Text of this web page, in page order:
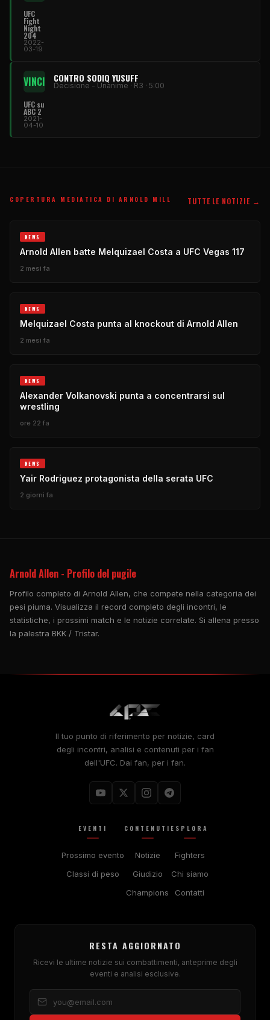
UFC
Fight
Night
204
2022-
03-19
VINCI CONTRO SODIQ YUSUFF
Decisione - Unanime · R3 · 5:00
UFC su
ABC 2
2021-
04-10
COPERTURA MEDIATICA DI ARNOLD MILL TUTTE LE NOTIZIE →
NEWS
Arnold Allen batte Melquizael Costa a UFC Vegas 117
2 mesi fa
NEWS
Melquizael Costa punta al knockout di Arnold Allen
2 mesi fa
NEWS
Alexander Volkanovski punta a concentrarsi sul
wrestling
ore 22 fa
NEWS
Yair Rodriguez protagonista della serata UFC
2 giorni fa
Arnold Allen - Profilo del pugile
Profilo completo di Arnold Allen, che compete nella categoria dei
pesi piuma. Visualizza il record completo degli incontri, le
statistiche, i prossimi match e le notizie correlate. Si allena presso
la palestra BKK / Tristar.
Il tuo punto di riferimento per notizie, card
degli incontri, analisi e contenuti per i fan
dell'UFC. Dai fan, per i fan.
EVENTI
Prossimo evento
Classi di peso
CONTENUTI
Notizie
Giudizio
Champions
ESPLORA
Fighters
Chi siamo
Contatti
RESTA AGGIORNATO
Ricevi le ultime notizie sui combattimenti, anteprime degli
eventi e analisi esclusive.